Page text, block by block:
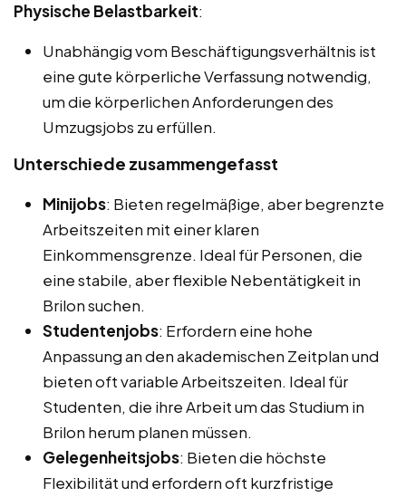
Physische Belastbarkeit:
Unabhängig vom Beschäftigungsverhältnis ist
eine gute körperliche Verfassung notwendig,
um die körperlichen Anforderungen des
Umzugsjobs zu erfüllen.
Unterschiede zusammengefasst
Minijobs: Bieten regelmäßige, aber begrenzte
Arbeitszeiten mit einer klaren
Einkommensgrenze. Ideal für Personen, die
eine stabile, aber flexible Nebentätigkeit in
Brilon suchen.
Studentenjobs: Erfordern eine hohe
Anpassung an den akademischen Zeitplan und
bieten oft variable Arbeitszeiten. Ideal für
Studenten, die ihre Arbeit um das Studium in
Brilon herum planen müssen.
Gelegenheitsjobs: Bieten die höchste
Flexibilität und erfordern oft kurzfristige